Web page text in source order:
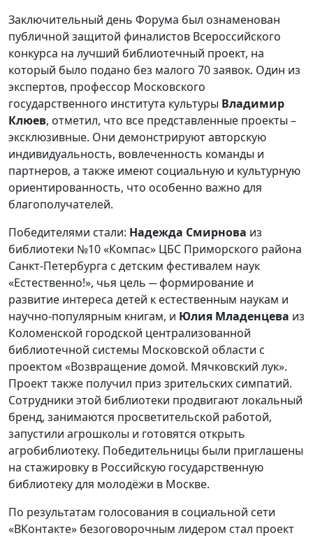
Заключительный день Форума был ознаменован
публичной защитой финалистов Всероссийского
конкурса на лучший библиотечный проект, на
который было подано без малого 70 заявок. Один из
экспертов, профессор Московского
государственного института культуры Владимир
Клюев, отметил, что все представленные проекты –
эксклюзивные. Они демонстрируют авторскую
индивидуальность, вовлеченность команды и
партнеров, а также имеют социальную и культурную
ориентированность, что особенно важно для
благополучателей.
Победителями стали: Надежда Смирнова из
библиотеки №10 «Компас» ЦБС Приморского района
Санкт-Петербурга с детским фестивалем наук
«Естественно!», чья цель ─ формирование и
развитие интереса детей к естественным наукам и
научно-популярным книгам, и Юлия Младенцева из
Коломенской городской централизованной
библиотечной системы Московской области с
проектом «Возвращение домой. Мячковский лук».
Проект также получил приз зрительских симпатий.
Сотрудники этой библиотеки продвигают локальный
бренд, занимаются просветительской работой,
запустили агрошколы и готовятся открыть
агробиблиотеку. Победительницы были приглашены
на стажировку в Российскую государственную
библиотеку для молодёжи в Москве.
По результатам голосования в социальной сети
«ВКонтакте» безоговорочным лидером стал проект